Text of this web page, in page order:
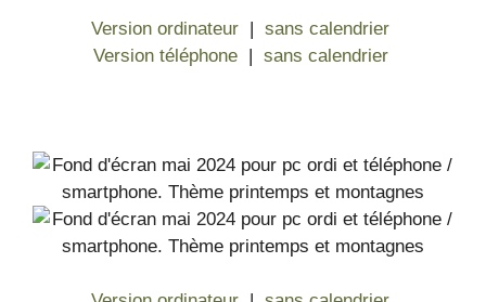
Version ordinateur | sans calendrier
Version téléphone| sans calendrier